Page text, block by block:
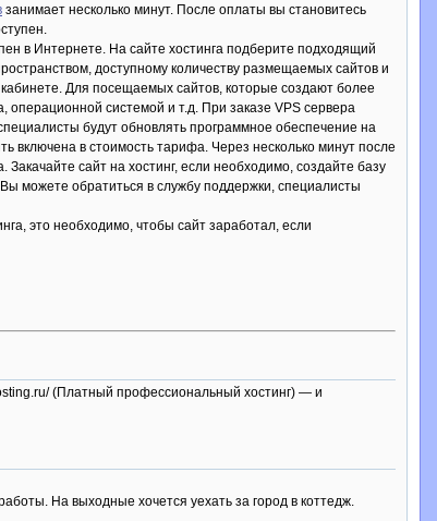
занимает несколько минут. После оплаты вы становитесь
в Интернете. На сайте хостинга подберите подходящий
доступному количеству размещаемых сайтов и
Для посещаемых сайтов, которые создают более
операционной системой и т.д. При заказе VPS сервера
будут обновлять программное обеспечение на
включена в стоимость тарифа. Через несколько минут после
сайт на хостинг, если необходимо, создайте базу
можете обратиться в службу поддержки, специалисты
это необходимо, чтобы сайт заработал, если
(Платный профессиональный хостинг) — и
На выходные хочется уехать за город в коттедж.